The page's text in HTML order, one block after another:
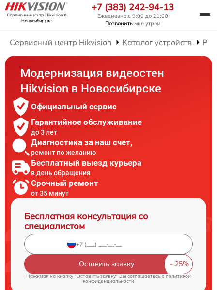
Сервисный центр Hikvisionв
Новосибирске
+7 (383) 242-94-13
Ежедневно с 9:00 до 21:00
Позвонить мне утром
Сервисный центр Hikvision Каталог устройств
Модернизация видеостен
Hikvision в Новосибирске
Официальный сервис
Гарантийное обслуживание
до 3 лет
Диагностика за наш счет,
ремонт по желанию
Бесплатный выезд курьера
в день обращения
Срочный ремонт
от 35 минут
Бесплатная консультация со
специалистом
Оставить заявку
Нажимая на кнопку "Оставить заявку" Вы соглашаетесь cполитикой
конфиденциальности